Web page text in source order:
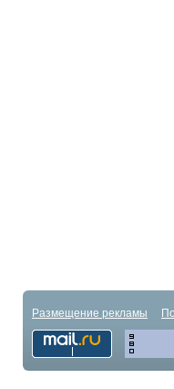
Размещение рекламы